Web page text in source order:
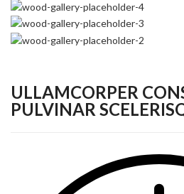
ULLAMCORPER
PULVINAR